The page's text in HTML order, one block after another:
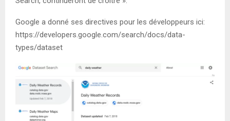
Google a donné ses directives pour les développeurs ici:
https://developers.google.com/search/docs/data-
types/dataset